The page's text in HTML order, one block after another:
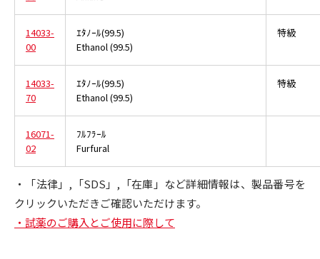
14033-
00
ｴﾀﾉｰﾙ(99.5)
Ethanol (99.5)
特級
14033-
70
ｴﾀﾉｰﾙ(99.5)
Ethanol (99.5)
特級
16071-
02
ﾌﾙﾌﾗｰﾙ
Furfural
・「法律」,「SDS」,「在庫」など詳細情報は、製品番号を
クリックいただきご確認いただけます。
・試薬のご購入とご使用に際して